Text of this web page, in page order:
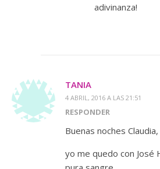
adivinanza!
TANIA
4 ABRIL, 2016 A LAS 21:51
RESPONDER
Buenas noches Claudia,
yo me quedo con José